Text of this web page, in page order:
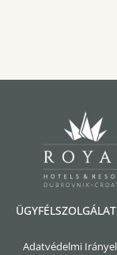
ÜGYFÉLSZOLGÁLAT
Adatvédelmi